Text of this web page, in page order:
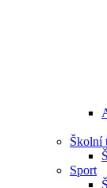
Školní
Sport